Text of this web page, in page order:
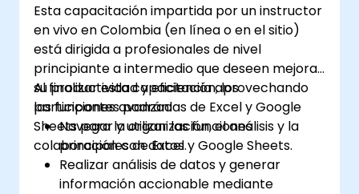
Esta capacitación impartida por un instructor
en vivo en Colombia (en línea o en el sitio)
está dirigida a profesionales de nivel
principiante a intermedio que deseen mejorar
su productividad y eficiencia aprovechando
las funciones avanzadas de Excel y Google
Sheets para la organización, el análisis y la
colaboración con datos.
Al finalizar esta capacitación, los
participantes podrán:
Navegar y utilizar las funciones
principales de Excel y Google Sheets.
Realizar análisis de datos y generar
información accionable mediante